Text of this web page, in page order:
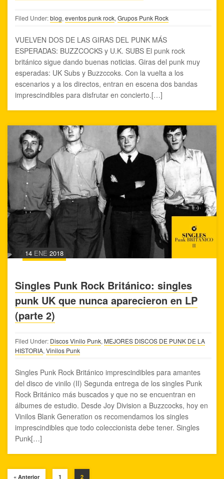
Filed Under:blog, eventos punk rock, Grupos Punk Rock
VUELVEN DOS DE LAS GIRAS DEL PUNK MÁS
ESPERADAS: BUZZCOCKS y U.K. SUBS El punk rock
británico sigue dando buenas noticias. Giras del punk muy
esperadas: UK Subs y Buzzccoks. Con la vuelta a los
escenarios y a los directos, entran en escena dos bandas
imprescindibles para disfrutar en concierto.[…]
14 ENE 2018
Singles Punk Rock Británico: singles
punk UK que nunca aparecieron en LP
(parte 2)
Filed Under: Discos Vinilo Punk, MEJORES DISCOS DE PUNK DE LA
HISTORIA, Vinilos Punk
Singles Punk Rock Británico imprescindibles para amantes
del disco de vinilo (II) Segunda entrega de los singles Punk
Rock Británico más buscados y que no se encuentran en
álbumes de estudio. Desde Joy Division a Buzzcocks, hoy en
Vinilos Blank Generation os recomendamos los singles
imprescindibles que todo coleccionista debe tener. Singles
Punk[…]
« Anterior 1 2